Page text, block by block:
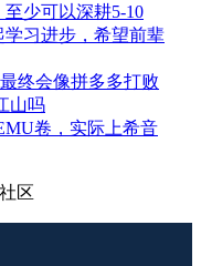
少可以深耕5-10
习进步，希望前辈
终会像拼多多打败
山吗
卷，实际上希音
区